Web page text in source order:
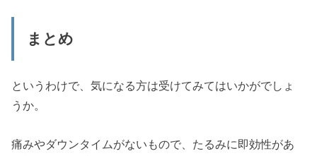
まとめ
というわけで、気になる方は受けてみてはいかがでしょ
うか。
痛みやダウンタイムがないもので、たるみに即効性があ